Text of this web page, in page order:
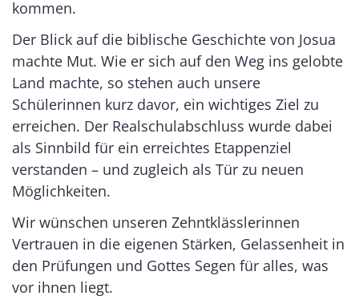
kommen.
Der Blick auf die biblische Geschichte von Josua
machte Mut. Wie er sich auf den Weg ins gelobte
Land machte, so stehen auch unsere
Schülerinnen kurz davor, ein wichtiges Ziel zu
erreichen. Der Realschulabschluss wurde dabei
als Sinnbild für ein erreichtes Etappenziel
verstanden – und zugleich als Tür zu neuen
Möglichkeiten.
Wir wünschen unseren Zehntklässlerinnen
Vertrauen in die eigenen Stärken, Gelassenheit in
den Prüfungen und Gottes Segen für alles, was
vor ihnen liegt.